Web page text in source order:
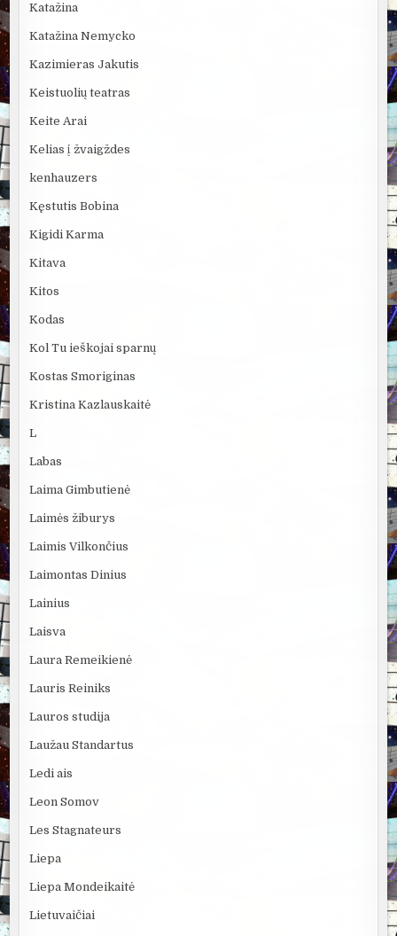
Katažina
Katažina Nemycko
Kazimieras Jakutis
Keistuolių teatras
Keite Arai
Kelias į žvaigždes
kenhauzers
Kęstutis Bobina
Kigidi Karma
Kitava
Kitos
Kodas
Kol Tu ieškojai sparnų
Kostas Smoriginas
Kristina Kazlauskaitė
L
Labas
Laima Gimbutienė
Laimės žiburys
Laimis Vilkončius
Laimontas Dinius
Lainius
Laisva
Laura Remeikienė
Lauris Reiniks
Lauros studija
Laužau Standartus
Ledi ais
Leon Somov
Les Stagnateurs
Liepa
Liepa Mondeikaitė
Lietuvaičiai